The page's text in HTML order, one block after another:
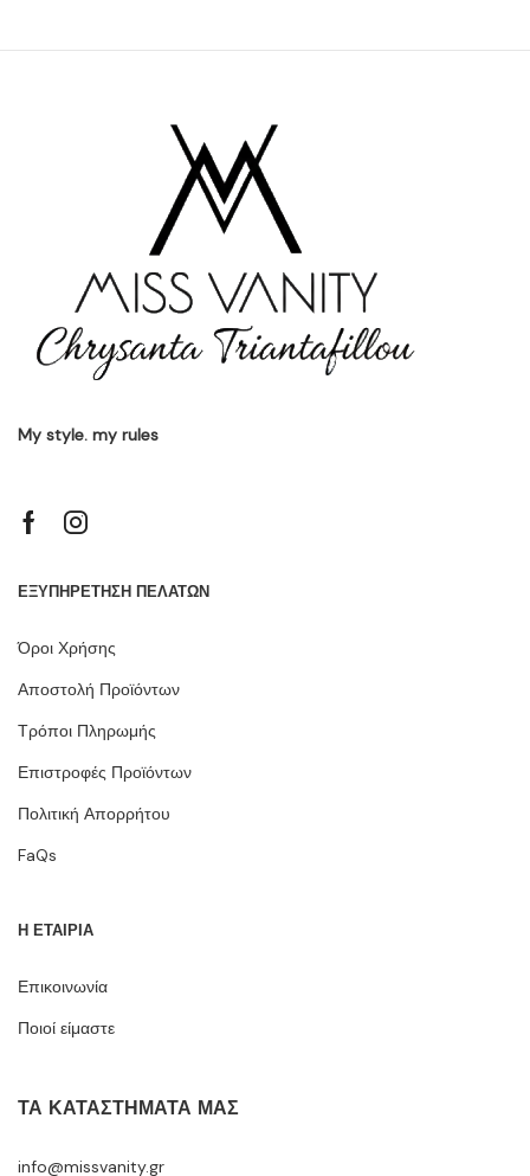
My style. my rules
ΕΞΥΠΗΡΕΤΗΣΗ ΠΕΛΑΤΩΝ
Όροι Χρήσης
Αποστολή Προϊόντων
Τρόποι Πληρωμής
Επιστροφές Προϊόντων
Πολιτική Απορρήτου
FaQs
Η ΕΤΑΙΡΙΑ
Επικοινωνία
Ποιοί είμαστε
ΤΑ ΚΑΤΑΣΤΉΜΑΤΆ ΜΑΣ
info@missvanity.gr